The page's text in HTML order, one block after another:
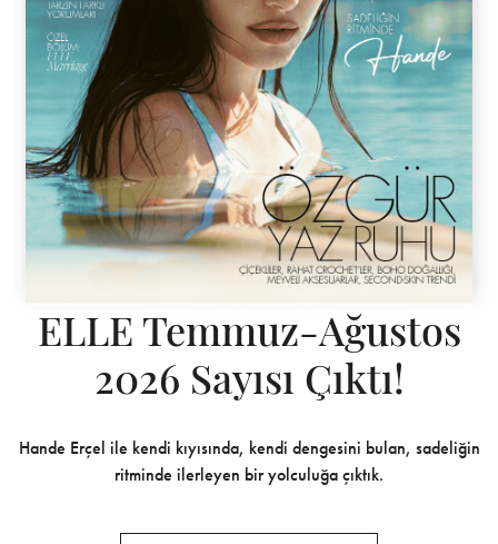
ELLE Temmuz-Ağustos
2026 Sayısı Çıktı!
Hande Erçel ile kendi kıyısında, kendi dengesini bulan, sadeliğin
ritminde ilerleyen bir yolculuğa çıktık.